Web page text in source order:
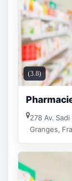
(3.8)
278 Av.
Granges,